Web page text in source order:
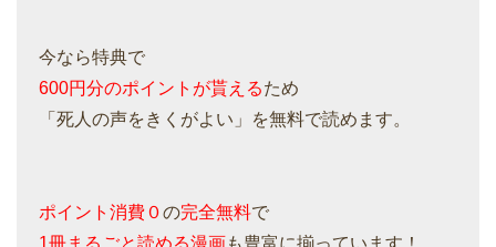
今なら特典で
600円分のポイントが貰えるため
「死人の声をきくがよい」を無料で読めます。
ポイント消費０の完全無料で